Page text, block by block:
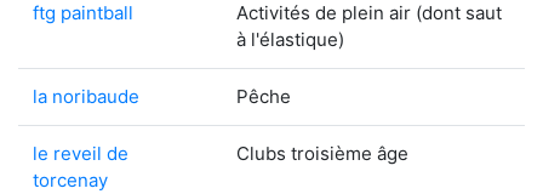
ftg paintball
Activités de plein air (dont saut
à l'élastique)
la noribaude Pêche
le reveil de
torcenay
Clubs troisième âge